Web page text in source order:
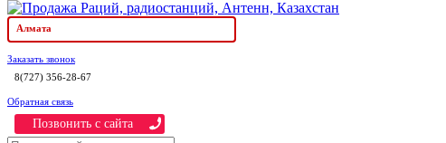
Алмата
Заказать звонок
8(727) 356-28-67
Обратная связь
Позвонить c сайта